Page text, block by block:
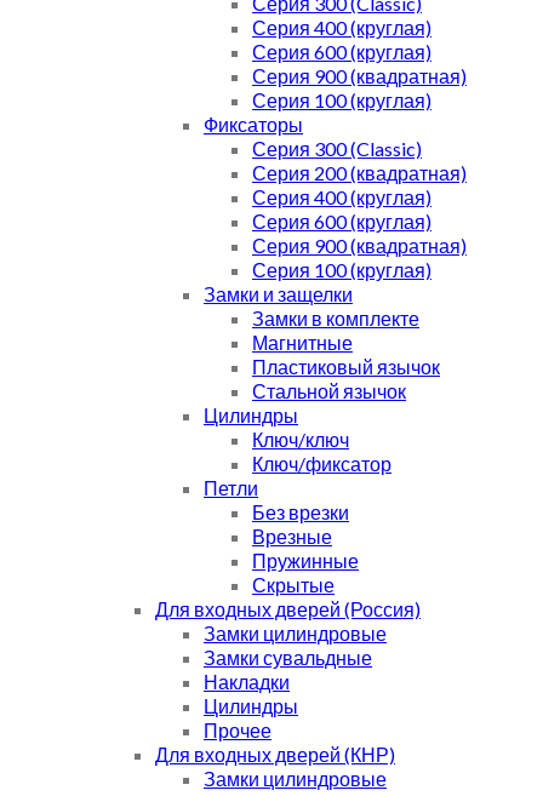
Серия 400 (круглая)
Серия 600 (круглая)
Серия 900 (квадратная)
Серия 100 (круглая)
Фиксаторы
Серия 300 (Classic)
Серия 200 (квадратная)
Серия 400 (круглая)
Серия 600 (круглая)
Серия 900 (квадратная)
Серия 100 (круглая)
Замки и защелки
Замки в комплекте
Магнитные
Пластиковый язычок
Стальной язычок
Цилиндры
Ключ/ключ
Ключ/фиксатор
Петли
Без врезки
Врезные
Пружинные
Скрытые
Для входных дверей (Россия)
Замки цилиндровые
Замки сувальдные
Накладки
Цилиндры
Прочее
Для входных дверей (КНР)
Замки цилиндровые